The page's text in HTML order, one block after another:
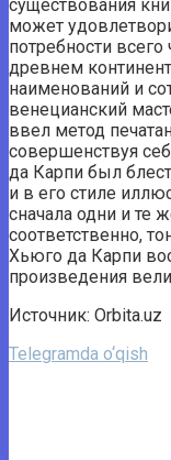
существования
может
потребности
древнем
наименований и
венецианский
ввел метод
совершенствуя
да Карпи был
и в его стиле
сначала одни и те
соответственно,
Хьюго да Карпи
произведения
Источник: Orbita.uz
Telegramda o‘qish